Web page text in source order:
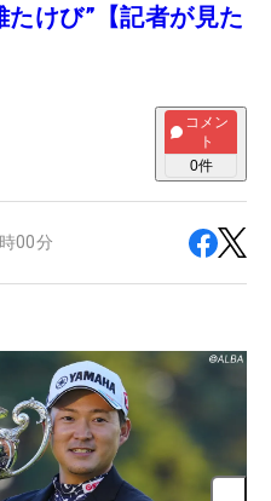
たけび”【記者が見た
コメン
ト
0件
00分